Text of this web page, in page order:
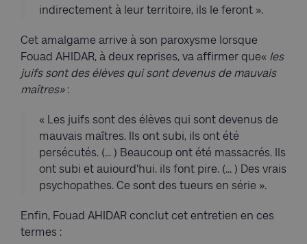
indirectement à leur territoire, ils le feront ».
Cet amalgame arrive à son paroxysme lorsque
Fouad AHIDAR, à deux reprises, va affirmer que« les
juifs sont des élèves qui sont devenus de mauvais
maîtres»:
« Les juifs sont des élèves qui sont devenus de
mauvais maîtres. Ils ont subi, ils ont été
persécutés. (... ) Beaucoup ont été massacrés. Ils
ont subi et auiourd'hui. ils font pire. (... ) Des vrais
psychopathes. Ce sont des tueurs en série ».
Enfin, Fouad AHIDAR conclut cet entretien en ces
termes :